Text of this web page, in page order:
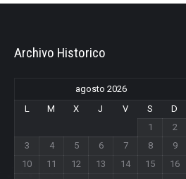
Archivo Historico
agosto 2026
L
M X J V S
D
1
2
3
4 5 6 7 8
9
10
11 12 13 14 15
16